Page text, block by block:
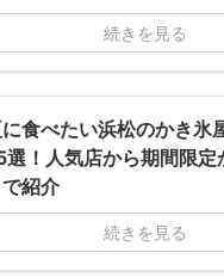
続きを見る
食べたい浜松のかき氷
選！人気店から期間限定
で紹介
続きを見る